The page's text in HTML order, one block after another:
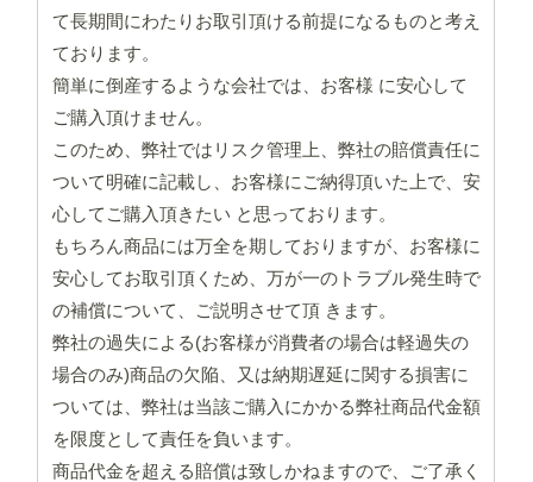
て長期間にわたりお取引頂ける前提になるものと考え
ております。
簡単に倒産するような会社では、お客様 に安心して
ご購入頂けません。
このため、弊社ではリスク管理上、弊社の賠償責任に
ついて明確に記載し、お客様にご納得頂いた上で、安
心してご購入頂きたい と思っております。
もちろん商品には万全を期しておりますが、お客様に
安心してお取引頂くため、万が一のトラブル発生時で
の補償について、ご説明させて頂 きます。
弊社の過失による(お客様が消費者の場合は軽過失の
場合のみ)商品の欠陥、又は納期遅延に関する損害に
ついては、弊社は当該ご購入にかかる弊社商品代金額
を限度として責任を負います。
商品代金を超える賠償は致しかねますので、ご了承く